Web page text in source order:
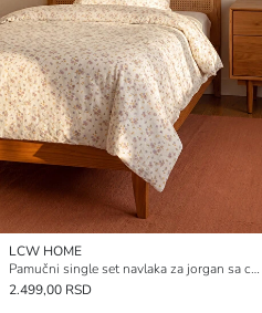
LCW HOME
Pamučni single set navlaka za jorgan sa cvetnim dezenom
2.499,00 RSD